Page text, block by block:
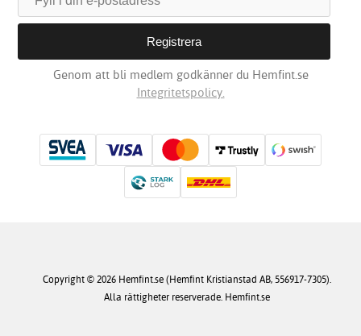
Genom att bli medlem godkänner du Hemfint.se
Integritetspolicy.
Copyright © 2026 Hemfint.se (Hemfint Kristianstad AB, 556917-7305).
Alla rättigheter reserverade. Hemfint.se